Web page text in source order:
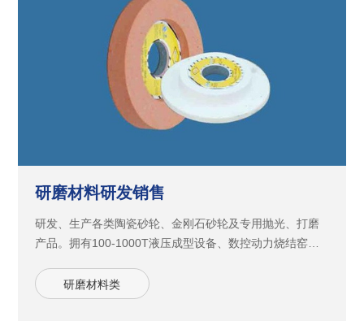
纤维等多种材料的切削加工。
研磨材料研发销售
研发、生产各类陶瓷砂轮、金刚石砂轮及专用抛光、打磨
产品。拥有100-1000T液压成型设备、数控动力烧结窑、
于发展 工业制造行业的专用磨具，产品已广泛应用于
LCD、LED、手机、手机周边产品、齿轮、汽车配件、轴
研磨材料类